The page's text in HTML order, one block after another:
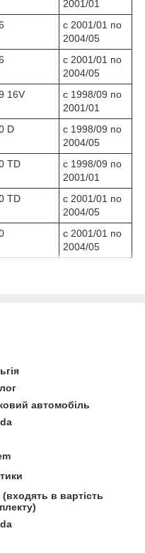
2001/01
c 2001/01 по
2004/05
c 2001/01 по
2004/05
16V
c 1998/09 по
2001/01
D
c 1998/09 по
2004/05
TD
c 1998/09 по
2001/01
TD
c 2001/01 по
2004/05
c 2001/01 по
2004/05
автомобіль
в вартість